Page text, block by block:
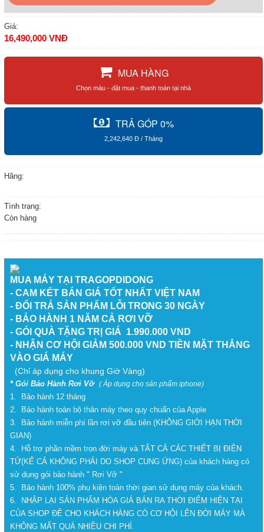
Giá:
16,490,000 VNĐ
Chọn màu - đặt mua - thanh toán tại nhà
2,242,640 Đ / Tháng
Hãng:
Tình trạng:
Còn hàng
MUA MÁY TẠI TRAGOPDIDONG
- CAM KẾT BÁN GIÁ TỐT NHẤT VIỆT NAM
- ĐỔI TRẢ SẢN PHẨM LỖI TRONG 30 NGÀY
- BẢO HÀNH 1 NĂM CẢ RƠI VỠ
- GÓI QUÀ TẶNG TRỊ GIÁ 1.990.000 VND
- NHẬN CƠ HỘI GIẢM 500.000 VND TIỀN MẶT THẲNG
VÀO GIÁ MÁY
(Chỉ áp dụng cho khung Giờ Vàng)
* Gói Bảo Hành Rơi Vỡ( Áp dụng cho sản phẩm iphone)
1. Bảo hành 12 tháng
2. Bảo hành toàn bộ thân máy theo quy chuẩn của Apple
3. Bảo hành miễn phí lần rơi vỡ đầu tiên (KHÔNG GIỚI HẠN THỜI
GIAN)
4. Hỗ trợ phần mềm trọn đời máy và TẤT CẢ CÁC THIẾT BỊ ĐIỆN
TỬ(KỂ CẢ KHÔNG PHẢI DO SHOP CUNG ỨNG) của khách hàng có
sử dụng gói bảo hành " Rơi Vỡ "
5. Bảo hành 100% phụ kiện toàn thời gian sử dụng máy của khách.
6. NHẬP LẠI SẢN PHẨM HÒA GIÁ BÁN RA THỜI ĐIỂM HIỆN TẠI
CỦA SHOP ĐỂ CHO KHÁCH HÀNG CÓ CƠ HỘI LÊN ĐỜI MÁY MÀ
KHÔNG MẤT QUÁ NHIỀU CHI PHÍ.